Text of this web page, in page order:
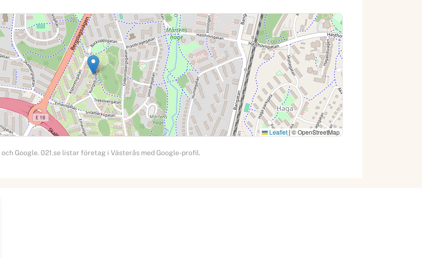
Leaflet|© OpenStreetMap
och Google. 021.se listar företag i Västerås med Google-profil.